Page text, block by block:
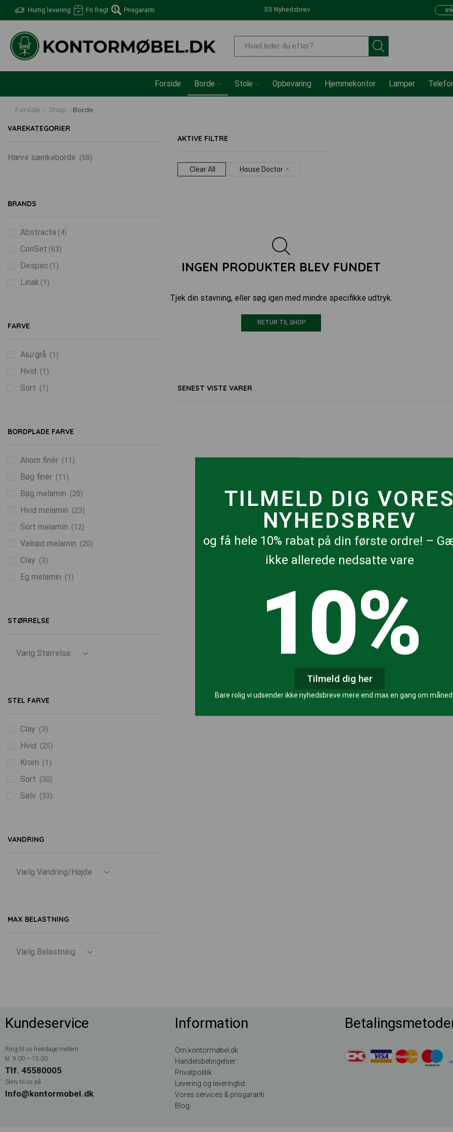
TILMELD DIG
NYHEDSBREV
og få hele 10% rabat på din første ordre! –
ikke allerede nedsatte vare
10%
Tilmeld dig her
Bare rolig vi udsender ikke nyhedsbreve mere end max en gang om
Hurtig levering Fri fragt Prisgaranti Nyhedsbrev
Forside Borde Stole Opbevaring Hjemmekontor Lamper
Forside Shop Borde
AKTIVE FILTRE
Clear All House Doctor
INGEN PRODUKTER BLEV FUNDET
Tjek din stavning, eller søg igen med mindre specifikke udtryk.
RETUR TIL SHOP
SENEST VISTE VARER
VAREKATEGORIER
Hæve sænkeborde (58)
BRANDS
Abstracta (4)
ConSet (63)
Despec (1)
Linak (1)
FARVE
Alu/grå (1)
Hvid (1)
Sort (1)
BORDPLADE FARVE
Ahorn finér (11)
Bøg finér (11)
Bøg melamin (20)
Hvid melamin (23)
Sort melamin (12)
Valnød melamin (20)
Clay (3)
Eg melamin (1)
STØRRELSE
STEL FARVE
Clay (3)
Hvid (25)
Krom (1)
Sort (30)
Sølv (33)
VANDRING
MAX BELASTNING
Kundeservice
Ring til os hverdage mellem
kl. 9.00 – 15.00
Tlf. 45580005
Skriv til os på
Info@kontormobel.dk
Information
Om kontormøbel.dk
Handelsbetingelser
Privatpolitik
Levering og leveringtid
Vores services & prisgaranti
Blog